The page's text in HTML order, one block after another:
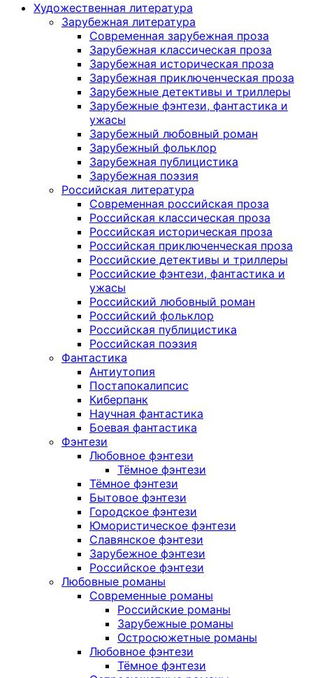
Художественная литература
Зарубежная литература
Современная зарубежная проза
Зарубежная классическая проза
Зарубежная историческая проза
Зарубежная приключенческая проза
Зарубежные детективы и триллеры
Зарубежные фэнтези, фантастика и
ужасы
Зарубежный любовный роман
Зарубежный фольклор
Зарубежная публицистика
Зарубежная поэзия
Российская литература
Современная российская проза
Российская классическая проза
Российская историческая проза
Российская приключенческая проза
Российские детективы и триллеры
Российские фэнтези, фантастика и
ужасы
Российский любовный роман
Российский фольклор
Российская публицистика
Российская поэзия
Фантастика
Антиутопия
Постапокалипсис
Киберпанк
Научная фантастика
Боевая фантастика
Фэнтези
Любовное фэнтези
Тёмное фэнтези
Тёмное фэнтези
Бытовое фэнтези
Городское фэнтези
Юмористическое фэнтези
Славянское фэнтези
Зарубежное фэнтези
Российское фэнтези
Любовные романы
Современные романы
Российские романы
Зарубежные романы
Остросюжетные романы
Любовное фэнтези
Тёмное фэнтези